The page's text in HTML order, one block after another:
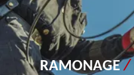
RAMONAGE/